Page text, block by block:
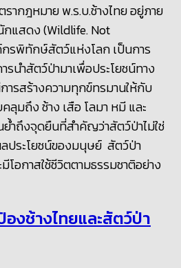
รากฎหมาย พ.ร.บ.ช้างไทย อยู่ภาย
กแสดง (Wildlife. Not
รพิทักษ์สัตว์แห่งโลก เป็นการ
นำสัตว์ป่ามาเพื่อประโยชน์ทาง
ารสร้างความทุกข์ทรมานให้กับ
ลุมถึง ช้าง เสือ โลมา หมี และ
ำถึงจุดยืนที่สำคัญว่าสัตว์ป่าไม่ใช่
ประโยชน์ของมนุษย์ สัตว์ป่า
โอกาสใช้ชีวิตตามธรรมชาติอย่าง
งช้างไทยและสัตว์ป่า